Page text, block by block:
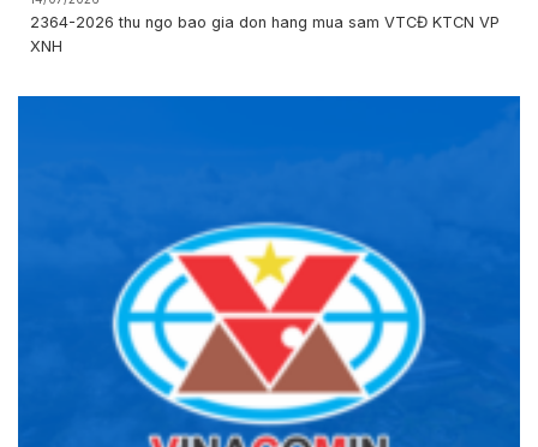
2364-2026 thu ngo bao gia don hang mua sam VTCĐ KTCN VP
XNH